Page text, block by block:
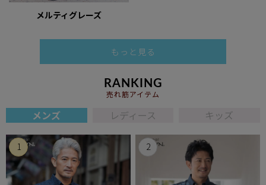
メルティグレーズ
もっと見る
RANKING
売れ筋アイテム
メンズ レディース キッズ